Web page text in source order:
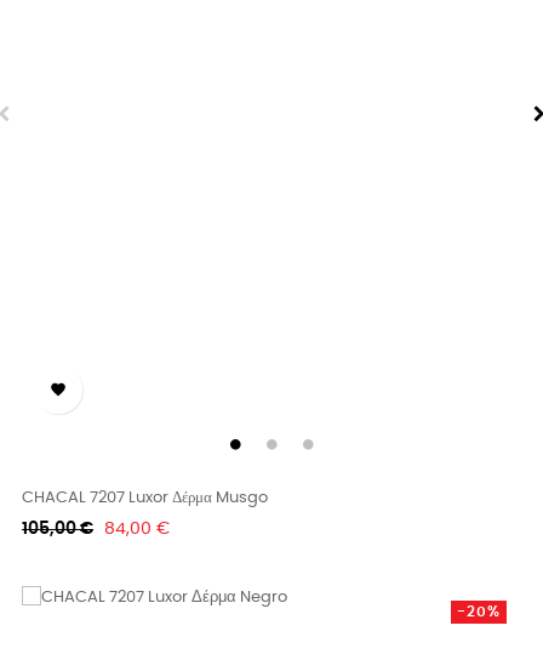

CHACAL 7207 Luxor Δέρμα Musgo
Κανονική
105,00 € Τιμή
84,00 €
-20%